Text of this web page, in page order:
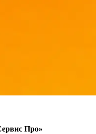
Про»